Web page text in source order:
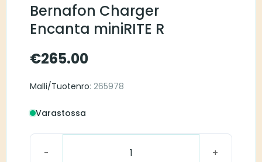
Bernafon Charger
Encanta miniRITE R
€265.00
Malli/Tuotenro: 265978
Varastossa
Bernafon Charger Encanta miniRITE R määrä